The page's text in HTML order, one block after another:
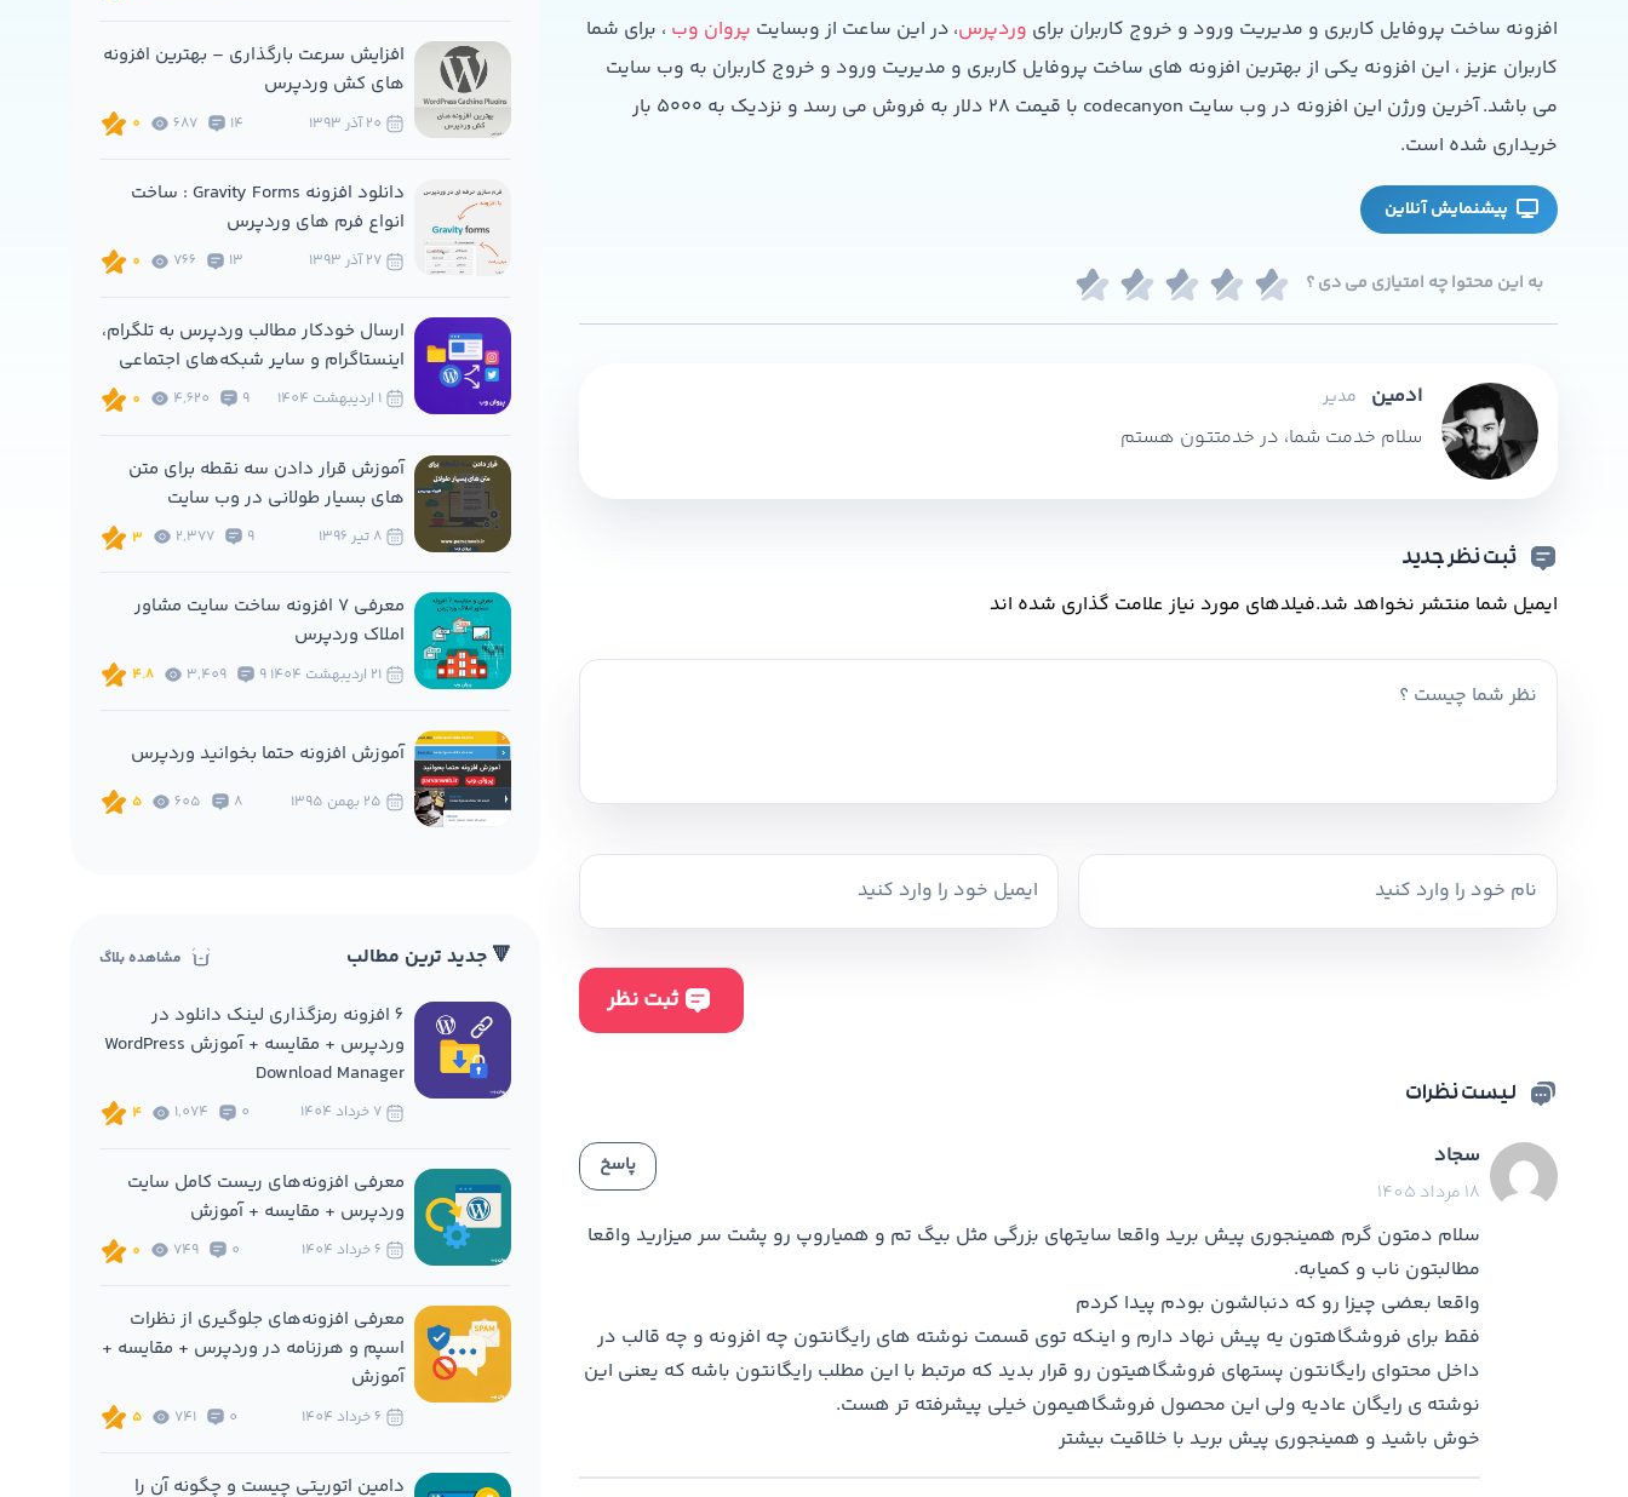
افزونه ساخت پروفایل کاربری و مدیریت ورود و خروج کاربران برای وردپرس، در این ساعت از وبسایت پروان وب ، برای شما
کاربران عزیز ، این افزونه یکی از بهترین افزونه های ساخت پروفایل کاربری و مدیریت ورود و خروج کاربران به وب سایت
می باشد. آخرین ورژن این افزونه در وب سایت codecanyon با قیمت ۲۸ دلار به فروش می رسد و نزدیک به ۵۰۰۰ بار
خریداری شده است.
پیشنمایش آنلاین
به این محتوا چه امتیازی می دی ؟
ادمین مدیر
سلام خدمت شما، در خدمتتون هستم
ثبت نظر جدید
ایمیل شما منتشر نخواهد شد.فیلدهای مورد نیاز علامت گذاری شده اند
لیست نظرات
سجاد
18 مرداد 1405
سلام دمتون گرم همینجوری پیش برید واقعا سایتهای بزرگی مثل بیگ تم و همیاروپ رو پشت سر میزارید واقعا
مطالبتون ناب و کمیابه.
واقعا بعضی چیزا رو که دنبالشون بودم پیدا کردم
فقط برای فروشگاهتون یه پیش نهاد دارم و اینکه توی قسمت نوشته های رایگانتون چه افزونه و چه قالب در
داخل محتوای رایگانتون پستهای فروشگاهیتون رو قرار بدید که مرتبط با این مطلب رایگانتون باشه که یعنی این
نوشته ی رایگان عادیه ولی این محصول فروشگاهیمون خیلی پیشرفته تر هست.
خوش باشید و همینجوری پیش برید با خلاقیت بیشتر
پاسخ
افزایش سرعت بارگذاری – بهترین افزونه
های کش وردپرس
14
687
0
دانلود افزونه Gravity Forms : ساخت
انواع فرم های وردپرس
13
766
0
ارسال خودکار مطالب وردپرس به تلگرام،
اینستاگرام و سایر شبکه‌های اجتماعی
9
4,620
0
آموزش قرار دادن سه نقطه برای متن
های بسیار طولانی در وب سایت
9
2,377
3
معرفی 7 افزونه ساخت سایت مشاور
املاک وردپرس
9
3,409
4.8
آموزش افزونه حتما بخوانید وردپرس
8
605
5
🔻 جدید ترین مطالب مشاهده بلاگ
6 افزونه‌ رمزگذاری لینک دانلود در
وردپرس + مقایسه + آموزش WordPress
Download Manager
0
1,074
4
معرفی افزونه‌های ریست کامل سایت
وردپرس + مقایسه + آموزش
0
749
0
معرفی افزونه‌های جلوگیری از نظرات
اسپم و هرزنامه در وردپرس + مقایسه +
آموزش
0
741
5
دامین اتوریتی چیست و چگونه آن را